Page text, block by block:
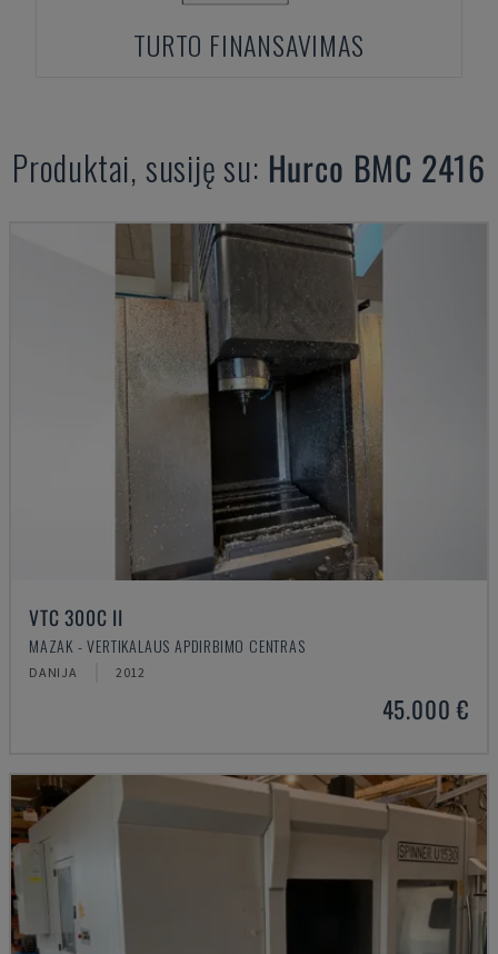
TURTO FINANSAVIMAS
Produktai, susiję su: Hurco BMC 2416
VTC 300C II
MAZAK - VERTIKALAUS APDIRBIMO CENTRAS
DANIJA 2012
45.000 €